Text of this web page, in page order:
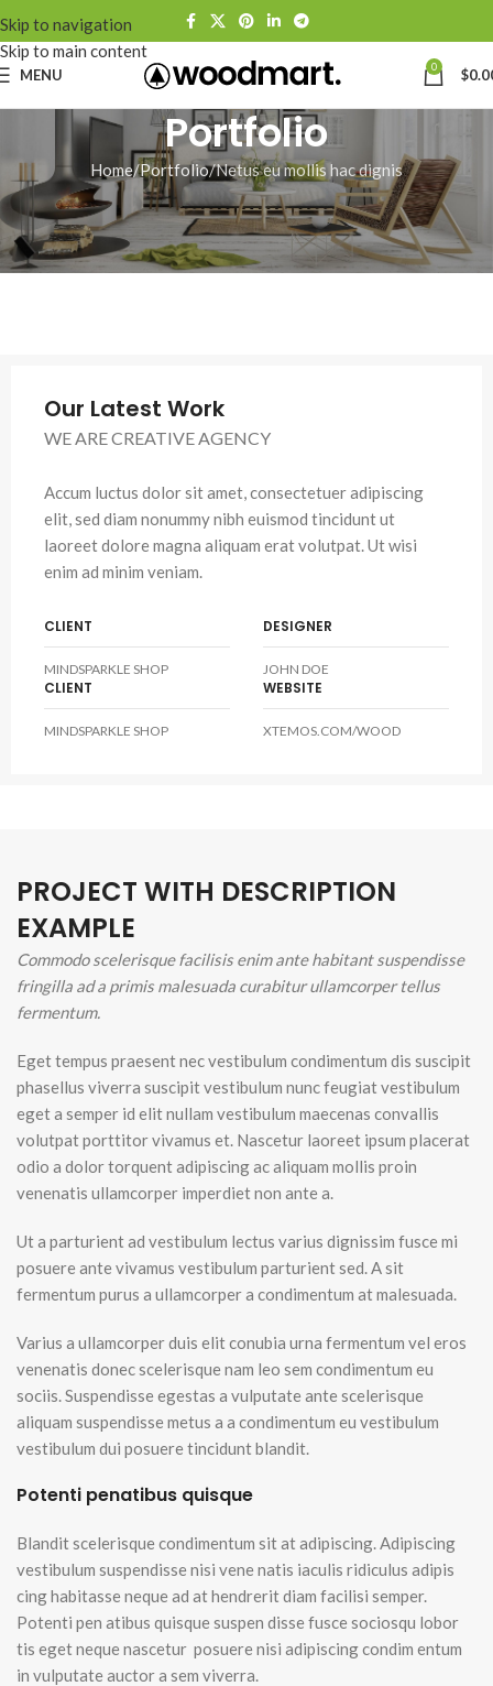
Skip to navigation
Skip to main content
MENU 0 $
Portfolio
Home Portfolio Netus eu mollis hac dignis
Our Latest Work
WE ARE CREATIVE AGENCY
Accum luctus dolor sit amet, consectetuer adipiscing
elit, sed diam nonummy nibh euismod tincidunt ut
laoreet dolore magna aliquam erat volutpat. Ut wisi
enim ad minim veniam.
CLIENT
MINDSPARKLE SHOP
DESIGNER
JOHN DOE
CLIENT
MINDSPARKLE SHOP
WEBSITE
XTEMOS.COM/WOOD
PROJECT WITH DESCRIPTION
EXAMPLE
Commodo scelerisque facilisis enim ante habitant suspendisse
fringilla ad a primis malesuada curabitur ullamcorper tellus
fermentum.
Eget tempus praesent nec vestibulum condimentum dis suscipit
phasellus viverra suscipit vestibulum nunc feugiat vestibulum
eget a semper id elit nullam vestibulum maecenas convallis
volutpat porttitor vivamus et. Nascetur laoreet ipsum placerat
odio a dolor torquent adipiscing ac aliquam mollis proin
venenatis ullamcorper imperdiet non ante a.
Ut a parturient ad vestibulum lectus varius dignissim fusce mi
posuere ante vivamus vestibulum parturient sed. A sit
fermentum purus a ullamcorper a condimentum at malesuada.
Varius a ullamcorper duis elit conubia urna fermentum vel eros
venenatis donec scelerisque nam leo sem condimentum eu
sociis. Suspendisse egestas a vulputate ante scelerisque
aliquam suspendisse metus a a condimentum eu vestibulum
vestibulum dui posuere tincidunt blandit.
Potenti penatibus quisque
Blandit scelerisque condimentum sit at adipiscing. Adipiscing
vestibulum suspendisse nisi vene natis iaculis ridiculus adipis
cing habitasse neque ad at hendrerit diam facilisi semper.
Potenti pen atibus quisque suspen disse fusce sociosqu lobor
tis eget neque nascetur posuere nisi adipiscing condim entum
in vulputate auctor a sem viverra.